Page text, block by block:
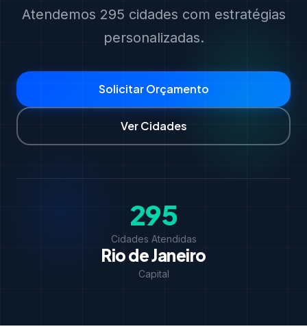
Atendemos 295 cidades com estratégias
personalizadas.
Solicitar Orçamento
Ver Cidades
295
Cidades Atendidas
Rio de Janeiro
Capital